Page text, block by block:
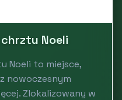
Noeli
Noeli to miejsce,
nowoczesnym
Zlokalizowany w